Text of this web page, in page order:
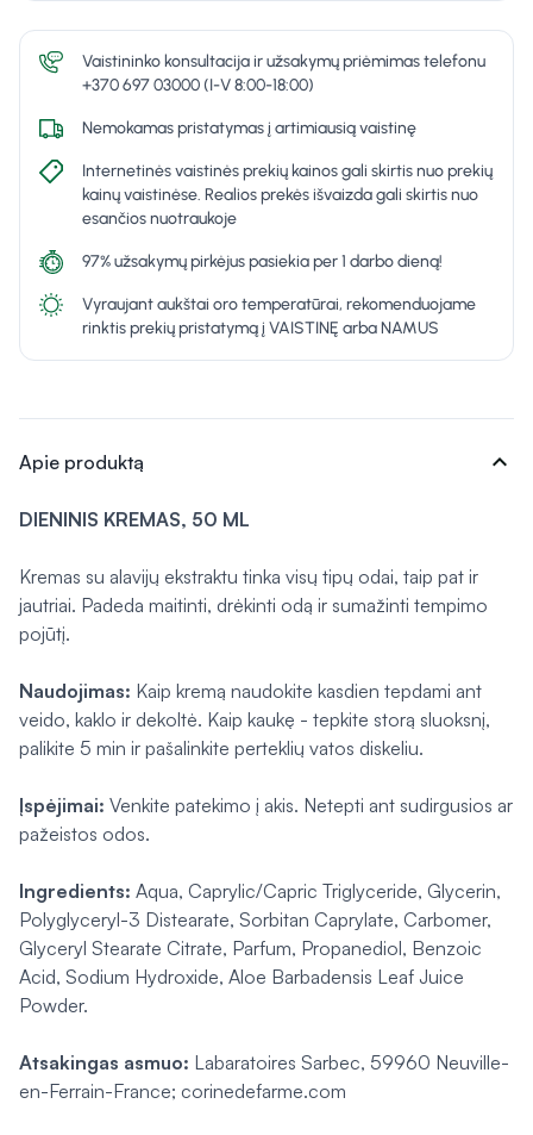
Vaistininko konsultacija ir užsakymų priėmimas telefonu
+370 697 03000 (I-V 8:00-18:00)
Nemokamas pristatymas į artimiausią vaistinę
Internetinės vaistinės prekių kainos gali skirtis nuo prekių
kainų vaistinėse. Realios prekės išvaizda gali skirtis nuo
esančios nuotraukoje
97% užsakymų pirkėjus pasiekia per 1 darbo dieną!
Vyraujant aukštai oro temperatūrai, rekomenduojame
rinktis prekių pristatymą į VAISTINĘ arba NAMUS
Apie produktą expand_more
DIENINIS KREMAS, 50 ML
Kremas su alavijų ekstraktu tinka visų tipų odai, taip pat ir
jautriai. Padeda maitinti, drėkinti odą ir sumažinti tempimo
pojūtį.
Naudojimas: Kaip kremą naudokite kasdien tepdami ant
veido, kaklo ir dekoltė. Kaip kaukę - tepkite storą sluoksnį,
palikite 5 min ir pašalinkite perteklių vatos diskeliu.
Įspėjimai: Venkite patekimo į akis. Netepti ant sudirgusios ar
pažeistos odos.
Ingredients: Aqua, Caprylic/Capric Triglyceride, Glycerin,
Polyglyceryl-3 Distearate, Sorbitan Caprylate, Carbomer,
Glyceryl Stearate Citrate, Parfum, Propanediol, Benzoic
Acid, Sodium Hydroxide, Aloe Barbadensis Leaf Juice
Powder.
Atsakingas asmuo: Labaratoires Sarbec, 59960 Neuville-
en-Ferrain-France; corinedefarme.com